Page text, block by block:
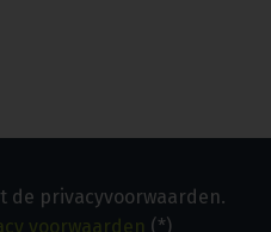
de privacyvoorwaarden.
voorwaarden (*)